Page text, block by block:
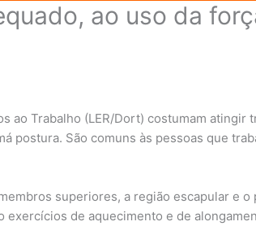
ao uso da
ao Trabalho (LER/Dort) costumam atingir
postura. São comuns às pessoas que
superiores, a região escapular e o
de aquecimento e de